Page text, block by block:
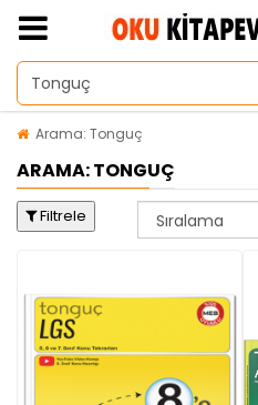
Arama: Tonguç
ARAMA: TONGUÇ
Filtrele